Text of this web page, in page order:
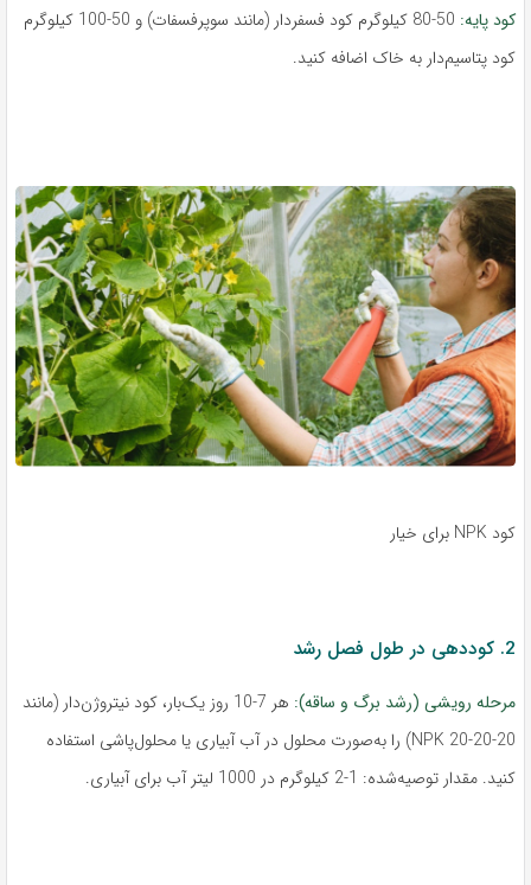
کود پایه:
50-80 کیلوگرم کود فسفر‌دار (مانند سوپرفسفات) و 50-100 کیلوگرم
کود پتاسیم‌دار به خاک اضافه کنید.
کود NPK برای خیار
2. کوددهی در طول فصل رشد
مرحله رویشی (رشد برگ و ساقه):
هر 7-10 روز یک‌بار، کود نیتروژن‌دار (مانند
NPK 20-20-20) را به‌صورت محلول در آب آبیاری یا محلول‌پاشی استفاده
کنید. مقدار توصیه‌شده: 1-2 کیلوگرم در 1000 لیتر آب برای آبیاری.